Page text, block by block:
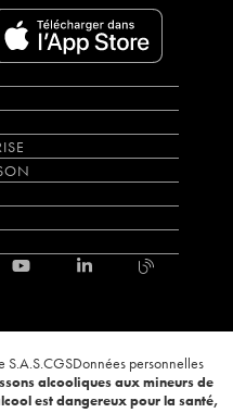
S.A.S.CGSDonnées personnelles
alcooliques aux mineurs de
est dangereux pour la santé,